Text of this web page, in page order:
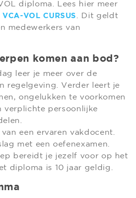
diploma. Lees hier meer
VCA-VOL CURSUS . Dit geldt
medewerkers van
komen aan bod?
leer je meer over de
regelgeving. Verder leert je
ongelukken te voorkomen
verplichte persoonlijke
een ervaren vakdocent.
met een oefenexamen.
bereidt je jezelf voor op het
diploma is 10 jaar geldig.